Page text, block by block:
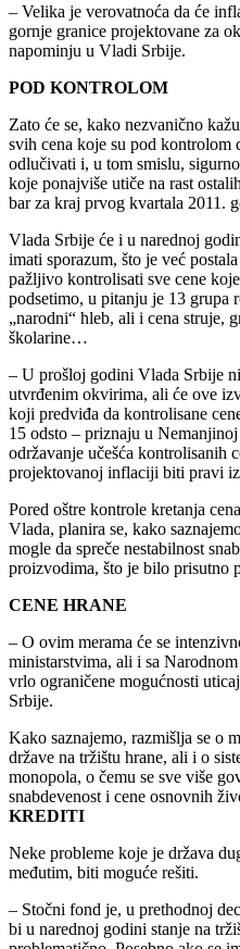
– Velika je verovatnoća da će
gornje granice projektovane za
napominju u Vladi Srbije.
POD KONTROLOM
Zato će se, kako nezvanično
svih cena koje su pod kontrolom
odlučivati i, u tom smislu,
koje ponajviše utiče na rast
bar za kraj prvog kvartala 2011.
Vlada Srbije će i u narednoj
imati sporazum, što je već
pažljivo kontrolisati sve cene
podsetimo, u pitanju je 13 grupa
„narodni“ hleb, ali i cena struje,
školarine…
– U prošloj godini Vlada Srbije
utvrđenim okvirima, ali će ove
koji predviđa da kontrolisane
15 odsto – priznaju u
održavanje učešća kontrolisanih
projektovanoj inflaciji biti pravi
Pored oštre kontrole kretanja
Vlada, planira se, kako
mogle da spreče nestabilnost
proizvodima, što je bilo prisutno
CENE HRANE
– O ovim merama će se
ministarstvima, ali i sa
vrlo ograničene mogućnosti
Srbije.
Kako saznajemo, razmišlja se o
države na tržištu hrane, ali i o
monopola, o čemu se sve više
snabdevenost i cene osnovnih
KREDITI
Neke probleme koje je država
međutim, biti moguće rešiti.
– Stočni fond je, u prethodnoj
bi u narednoj godini stanje na